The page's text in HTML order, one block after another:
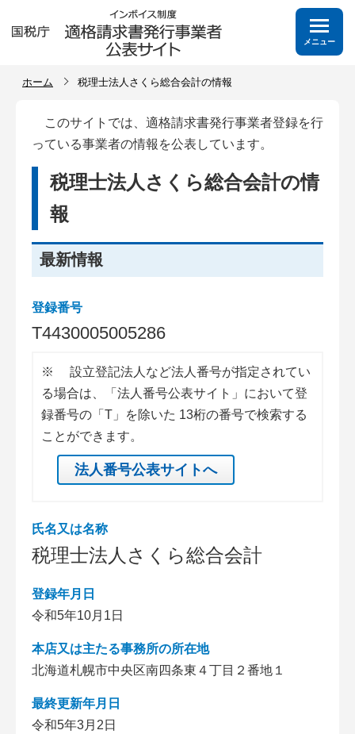
メニュー
ホーム 税理士法人さくら総合会計の情報
このサイトでは、適格請求書発行事業者登録を行
っている事業者の情報を公表しています。
税理士法人さくら総合会計の情
報
最新情報
登録番号
T4430005005286
※
設立登記法人など法人番号が指定されてい
る場合は、「法人番号公表サイト」において登
録番号の「T」を除いた 13桁の番号で検索する
ことができます。
法人番号公表サイトへ
氏名又は名称
税理士法人さくら総合会計
登録年月日
令和5年10月1日
本店又は主たる事務所の所在地
北海道札幌市中央区南四条東４丁目２番地１
最終更新年月日
令和5年3月2日